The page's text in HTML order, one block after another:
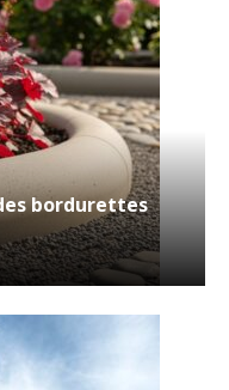
bordurettes